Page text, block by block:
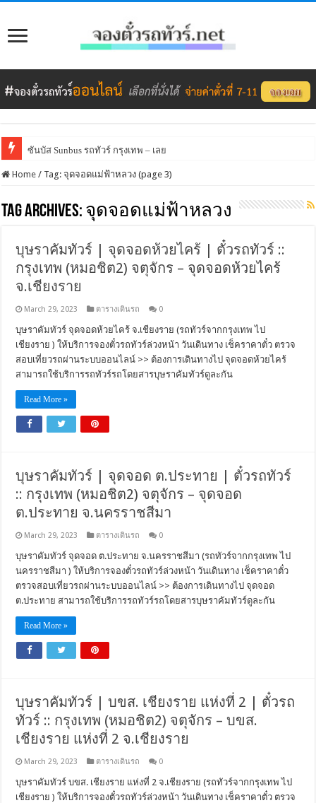
ซันบัส Sunbus รถทัวร์ กรุงเทพ – เลย
Home / Tag:จุดจอดแม่ฟ้าหลวง (page 3)
Tag Archives: จุดจอดแม่ฟ้าหลวง
บุษราคัมทัวร์ | จุดจอดห้วยไคร้ | ตั๋วรถทัวร์ ::
กรุงเทพ (หมอชิต2) จตุจักร – จุดจอดห้วยไคร้
จ.เชียงราย
March 29, 2023 ตารางเดินรถ 0
บุษราคัมทัวร์ จุดจอดห้วยไคร้ จ.เชียงราย (รถทัวร์จากกรุงเทพ ไป
เชียงราย ) ให้บริการจองตั๋วรถทัวร์ล่วงหน้า วันเดินทาง เช็คราคาตั๋ว ตรวจ
สอบเที่ยวรถผ่านระบบออนไลน์ >> ต้องการเดินทางไป จุดจอดห้วยไคร้
สามารถใช้บริการรถทัวร์รถโดยสารบุษราคัมทัวร์ดูละกัน
Read More »
บุษราคัมทัวร์ | จุดจอด ต.ประทาย | ตั๋วรถทัวร์
:: กรุงเทพ (หมอชิต2) จตุจักร – จุดจอด
ต.ประทาย จ.นครราชสีมา
March 29, 2023 ตารางเดินรถ 0
บุษราคัมทัวร์ จุดจอด ต.ประทาย จ.นครราชสีมา (รถทัวร์จากกรุงเทพ ไป
นครราชสีมา ) ให้บริการจองตั๋วรถทัวร์ล่วงหน้า วันเดินทาง เช็คราคาตั๋ว
ตรวจสอบเที่ยวรถผ่านระบบออนไลน์ >> ต้องการเดินทางไป จุดจอด
ต.ประทาย สามารถใช้บริการรถทัวร์รถโดยสารบุษราคัมทัวร์ดูละกัน
Read More »
บุษราคัมทัวร์ | บขส. เชียงราย แห่งที่ 2 | ตั๋วรถ
ทัวร์ :: กรุงเทพ (หมอชิต2) จตุจักร – บขส.
เชียงราย แห่งที่ 2 จ.เชียงราย
March 29, 2023 ตารางเดินรถ 0
บุษราคัมทัวร์ บขส. เชียงราย แห่งที่ 2 จ.เชียงราย (รถทัวร์จากกรุงเทพ ไป
เชียงราย ) ให้บริการจองตั๋วรถทัวร์ล่วงหน้า วันเดินทาง เช็คราคาตั๋ว ตรวจ